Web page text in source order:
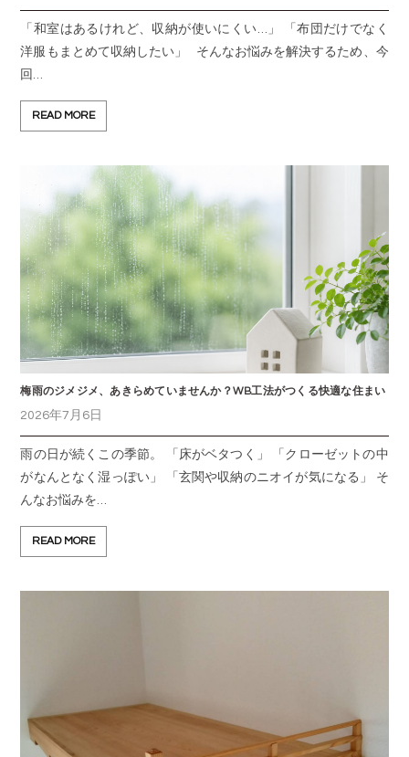
「和室はあるけれど、収納が使いにくい…」 「布団だけでなく
洋服もまとめて収納したい」 そんなお悩みを解決するため、今
回…
READ MORE
梅雨のジメジメ、あきらめていませんか？WB工法がつくる快適な住まい
2026年7月6日
雨の日が続くこの季節。 「床がベタつく」 「クローゼットの中
がなんとなく湿っぽい」 「玄関や収納のニオイが気になる」 そ
んなお悩みを…
READ MORE